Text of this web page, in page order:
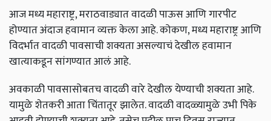
आजमध्यमहाराष्ट्र,मराठवाड्यातवादळीपाऊसआणिगारपीट
होण्यातअंदाजहवामानव्यक्तकेलाआहे.कोकण,मध्यमहाराष्ट्रआणि
विदर्भातवादळीपावसाचीशक्यताअसल्याचंदेखीलहवामान
खात्याकडूनसांगण्यातआलंआहे.
अवकाळीपावसासोबतचवादळीवारेदेखीलयेण्याचीशक्यताआहे.
यामुळेशेतकरीआताचिंतातूरझालेत.वादळीवादळ्यामुळेउभीपिके